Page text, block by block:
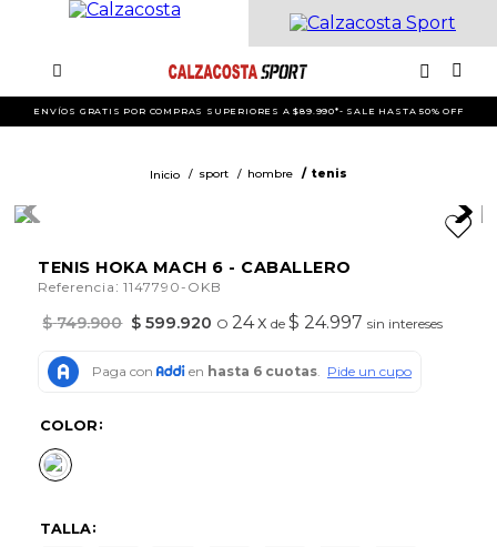
ENVÍOS GRATIS POR COMPRAS SUPERIORES A $89.990*- SALE HASTA 50% OFF
sport hombre tenis
TENIS HOKA MACH 6 - CABALLERO
Referencia :1147790-OKB
$ 749.900 $ 599.920 O 24x de$ 24.997 sin intereses
COLOR
TALLA